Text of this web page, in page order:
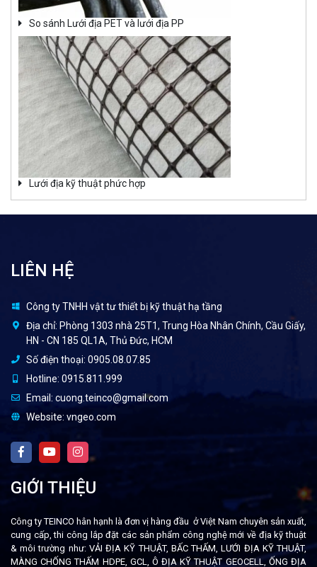
So sánh Lưới địa PET và lưới địa PP
Lưới địa kỹ thuật phức hợp
LIÊN HỆ
Công ty TNHH vật tư thiết bị kỹ thuật hạ tầng
Địa chỉ: Phòng 1303 nhà 25T1, Trung Hòa Nhân Chính, Cầu Giấy,
HN - CN 185 QL1A, Thủ Đức, HCM
Số điện thoại: 0905.08.07.85
Hotline: 0915.811.999
Email: cuong.teinco@gmail.com
Website: vngeo.com
GIỚI THIỆU
Công ty TEINCO hân hạnh là đơn vị hàng đầu ở Việt Nam chuyên sản xuất,
cung cấp, thi công lắp đặt các sản phẩm công nghệ mới về địa kỹ thuật
& môi trường như: VẢI ĐỊA KỸ THUẬT, BẤC THẤM, LƯỚI ĐỊA KỸ THUẬT,
MÀNG CHỐNG THẤM HDPE, GCL, Ô ĐỊA KỸ THUẬT GEOCELL, ỐNG ĐỊA